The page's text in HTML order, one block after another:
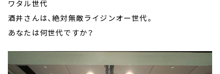
ワタル世代
酒井さんは、絶対無敵ライジンオー世代。
あなたは何世代ですか？